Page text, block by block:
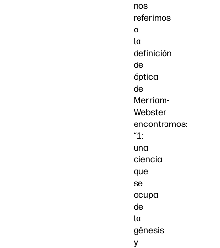
nos
referimos
a
la
definición
de
óptica
de
Merriam-
Webster
encontramos:
“1:
una
ciencia
que
se
ocupa
de
la
génesis
y